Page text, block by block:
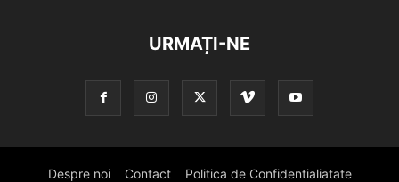
URMAȚI-NE
Despre noi Contact Politica de Confidentialiatate